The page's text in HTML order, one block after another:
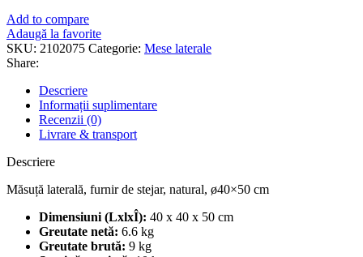
Add to compare
Adaugă la favorite
SKU: 2102075 Categorie: Mese laterale
Share:
Descriere
Informații suplimentare
Recenzii (0)
Livrare & transport
Descriere
Măsuță laterală, furnir de stejar, natural, ø40×50 cm
Dimensiuni (LxlxÎ): 40 x 40 x 50 cm
Greutate netă: 6.6 kg
Greutate brută: 9 kg